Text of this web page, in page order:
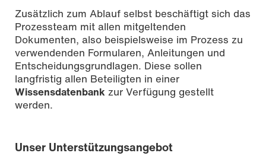
Zusätzlich zum Ablauf selbst beschäftigt sich das
Prozessteam mit allen mitgeltenden
Dokumenten, also beispielsweise im Prozess zu
verwendenden Formularen, Anleitungen und
Entscheidungsgrundlagen. Diese sollen
langfristig allen Beteiligten in einer
Wissensdatenbank zur Verfügung gestellt
werden.
Unser Unterstützungsangebot